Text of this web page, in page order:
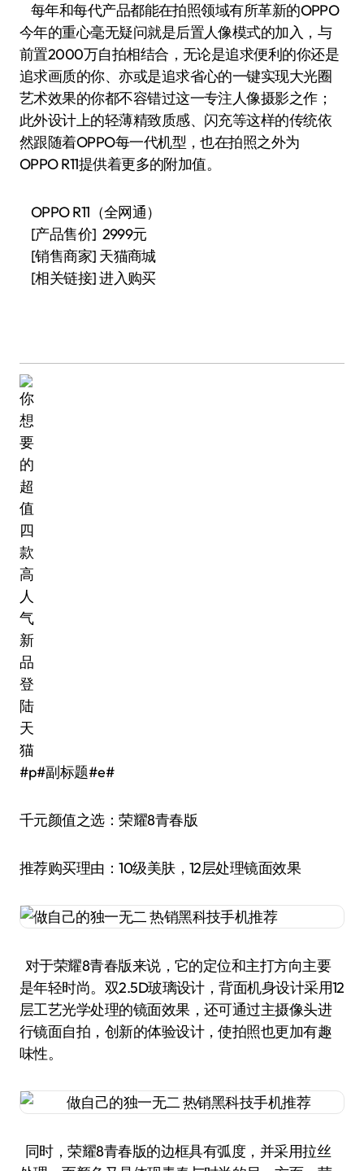
每年和每代产品都能在拍照领域有所革新的OPPO
今年的重心毫无疑问就是后置人像模式的加入，与
前置2000万自拍相结合，无论是追求便利的你还是
追求画质的你、亦或是追求省心的一键实现大光圈
艺术效果的你都不容错过这一专注人像摄影之作；
此外设计上的轻薄精致质感、闪充等这样的传统依
然跟随着OPPO每一代机型，也在拍照之外为
OPPO R11提供着更多的附加值。
OPPO R11（全网通）
[产品售价] 2999元
[销售商家] 天猫商城
[相关链接] 进入购买
#p#副标题#e#
千元颜值之选：荣耀8青春版
推荐购买理由：10级美肤，12层处理镜面效果
对于荣耀8青春版来说，它的定位和主打方向主要
是年轻时尚。双2.5D玻璃设计，背面机身设计采用12
层工艺光学处理的镜面效果，还可通过主摄像头进
行镜面自拍，创新的体验设计，使拍照也更加有趣
味性。
同时，荣耀8青春版的边框具有弧度，并采用拉丝